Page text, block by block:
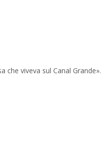
che viveva sul Canal Grande».